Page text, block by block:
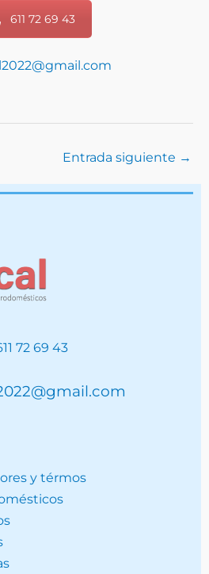
611 72 69 43
Entrada siguiente →
72 69 43
y térmos